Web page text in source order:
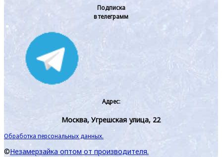
Подписка
в телеграмм
Адрес:
Москва, Угрешская улица, 22
Обработка персональных данных.
©Незамерзайка оптом от производителя.